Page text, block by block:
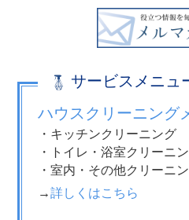
サービスメニュ
ハウスクリーニング
・キッチンクリーニング
・トイレ・浴室クリーニ
・室内・その他クリーニ
→詳しくはこちら